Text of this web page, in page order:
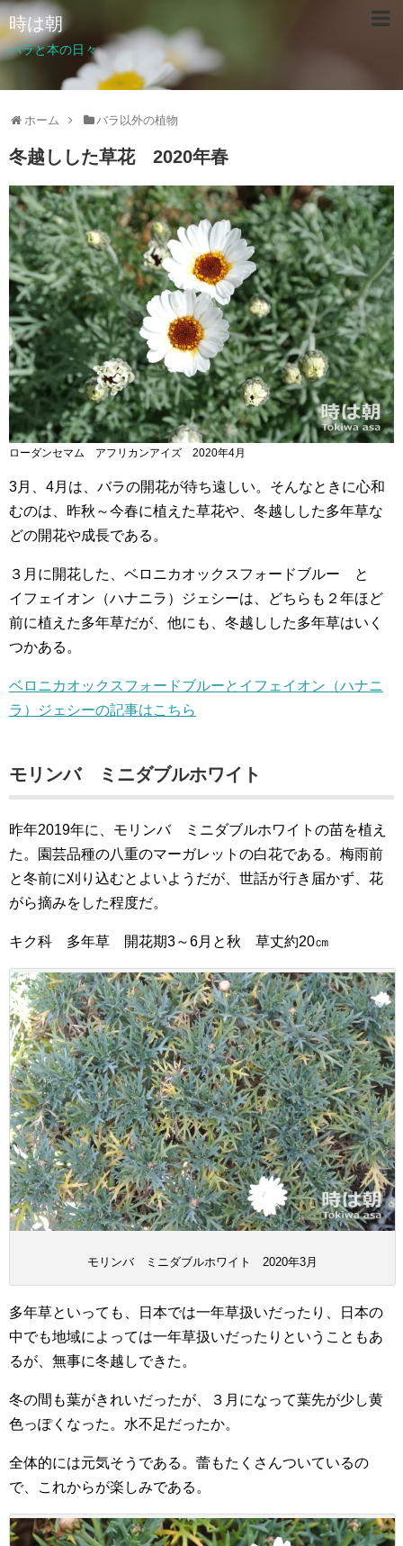
時は朝
バラと本の日々
ホーム バラ以外の植物
冬越しした草花 2020年春
ローダンセマム アフリカンアイズ 2020年4月
3月、4月は、バラの開花が待ち遠しい。そんなときに心和
むのは、昨秋～今春に植えた草花や、冬越しした多年草な
どの開花や成長である。
３月に開花した、ベロニカオックスフォードブルー と
イフェイオン（ハナニラ）ジェシーは、どちらも２年ほど
前に植えた多年草だが、他にも、冬越しした多年草はいく
つかある。
ベロニカオックスフォードブルーとイフェイオン（ハナニ
ラ）ジェシーの記事はこちら
モリンバ ミニダブルホワイト
昨年2019年に、モリンバ ミニダブルホワイトの苗を植え
た。園芸品種の八重のマーガレットの白花である。梅雨前
と冬前に刈り込むとよいようだが、世話が行き届かず、花
がら摘みをした程度だ。
キク科 多年草 開花期3～6月と秋 草丈約20㎝
モリンバ ミニダブルホワイト 2020年3月
多年草といっても、日本では一年草扱いだったり、日本の
中でも地域によっては一年草扱いだったりということもあ
るが、無事に冬越しできた。
冬の間も葉がきれいだったが、３月になって葉先が少し黄
色っぽくなった。水不足だったか。
全体的には元気そうである。蕾もたくさんついているの
で、これからが楽しみである。